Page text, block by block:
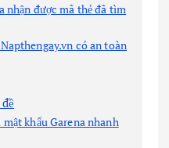
nhận được mã thẻ đã tìm
có an toàn
khẩu Garena nhanh